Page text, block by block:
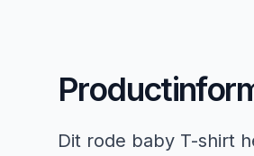
Dit rode baby T-shirt